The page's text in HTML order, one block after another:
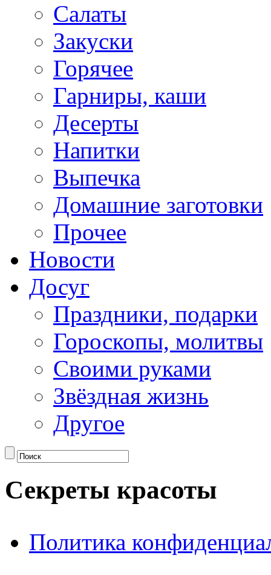
Салаты
Закуски
Горячее
Гарниры, каши
Десерты
Напитки
Выпечка
Домашние заготовки
Прочее
Новости
Досуг
Праздники, подарки
Гороскопы, молитвы
Своими руками
Звёздная жизнь
Другое
Секреты красоты
Политика